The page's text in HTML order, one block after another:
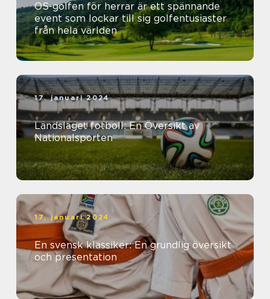
OS-golfen för herrar är ett spännande
event som lockar till sig golfentusiaster
från hela världen
17. januari 2024
Landslaget fotboll: En Översikt av
Nationalsporten
17. januari 2024
En svensk klassiker: En grundlig översikt
och presentation